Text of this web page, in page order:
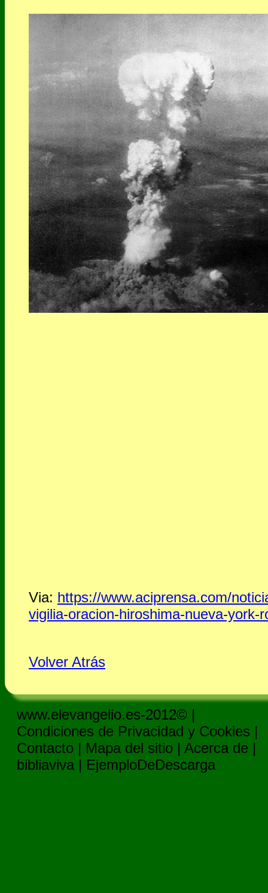
Via: https://www.aciprensa.com/
vigilia-oracion-hiroshima-nueva-york-
Volver Atrás
www.elevangelio.es-2012© |
Condiciones de Privacidad y Cookies |
Contacto | Mapa del sitio | Acerca de |
bibliaviva | EjemploDeDescarga